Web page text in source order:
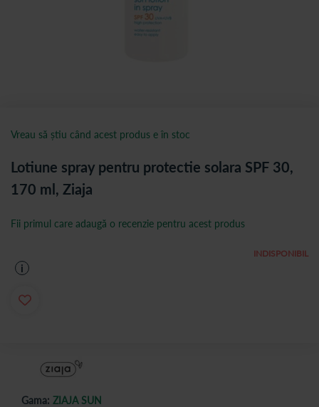
Gama: ZIAJA SUN
Lotiune spray pentru protectie solara SPF 30,
170 ml, Ziaja
INDISPONIBIL
Fii primul care adaugă o recenzie pentru acest produs
i
Vreau să știu când acest produs e în stoc